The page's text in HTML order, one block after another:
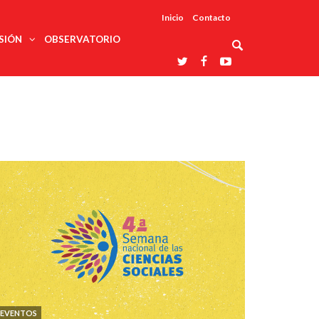
Inicio Contacto
ciencias
pública
social
temáticas
Laboratorios
nacionales
Entidades
afines
De México
En Su 475
Aniversario
OBSERVATORIO
EVENTOS